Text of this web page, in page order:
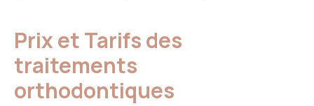
Prix et Tarifs des
traitements
orthodontiques